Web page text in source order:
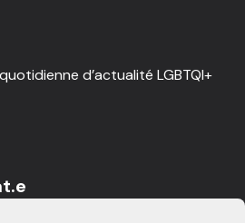
d’actualité LGBTQI+